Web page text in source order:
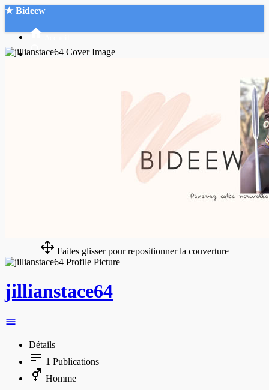
★ Bideew
Faites glisser pour repositionner la couverture
jillianstace64
Détails
1 Publications
Homme